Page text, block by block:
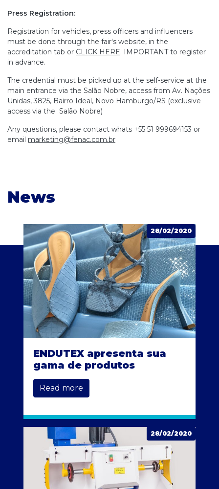
Press Registration:
Registration for vehicles, press officers and influencers
must be done through the fair's website, in the
accreditation tab or CLICK HERE. IMPORTANT to register
in advance.
The credential must be picked up at the self-service at the
main entrance via the Salão Nobre, access from Av. Nações
Unidas, 3825, Bairro Ideal, Novo Hamburgo/RS (exclusive
access via the Salão Nobre)
Any questions, please contact whats +55 51 999694153 or
email marketing@fenac.com.br
News
28/02/2020
ENDUTEX apresenta sua
gama de produtos
Read more
28/02/2020